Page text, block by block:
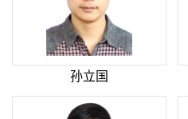
孙立国